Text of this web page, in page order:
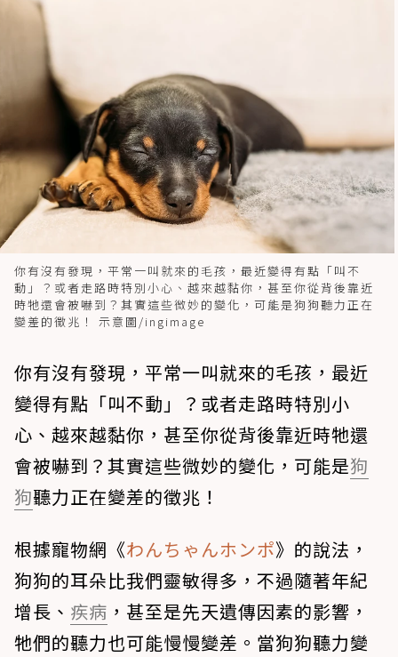
你有沒有發現，平常一叫就來的毛孩，最近變得有點「叫不
動」？或者走路時特別小心、越來越黏你，甚至你從背後靠近
時牠還會被嚇到？其實這些微妙的變化，可能是狗狗聽力正在
變差的徵兆！ 示意圖/ingimage
你有沒有發現，平常一叫就來的毛孩，最近
變得有點「叫不動」？或者走路時特別小
心、越來越黏你，甚至你從背後靠近時牠還
會被嚇到？其實這些微妙的變化，可能是狗
狗聽力正在變差的徵兆！
根據寵物網《わんちゃんホンポ》的說法，
狗狗的耳朵比我們靈敏得多，不過隨著年紀
增長、 疾病 ，甚至是先天遺傳因素的影響，
牠們的聽力也可能慢慢變差。當狗狗聽力變